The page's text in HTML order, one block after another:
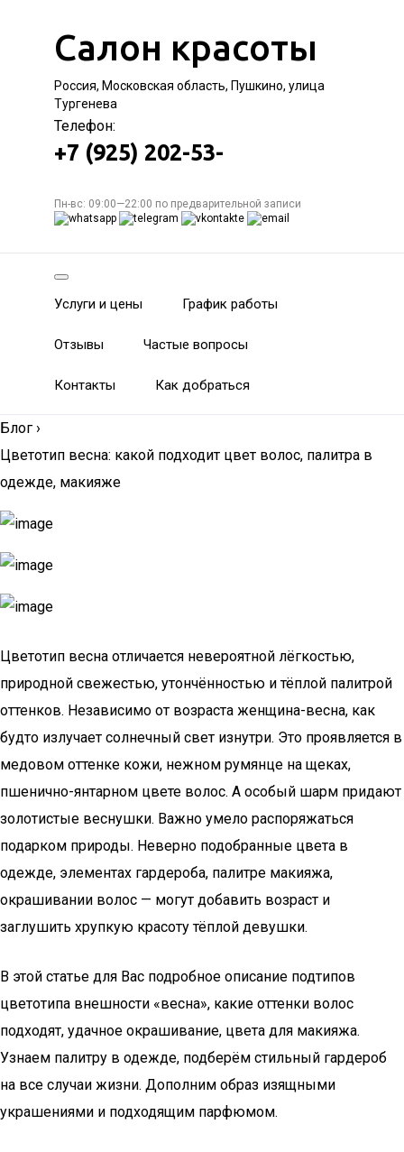
Салон красоты
Россия, Московская область, Пушкино, улица
Тургенева
Телефон:
+7 (925) 202-53-
Пн-вс: 09:00—22:00 по предварительной записи
Услуги и цены График работы
Отзывы Частые вопросы
Контакты Как добраться
Блог ›
Цветотип весна: какой подходит цвет волос, палитра в
одежде, макияже
Цветотип весна отличается невероятной лёгкостью,
природной свежестью, утончённостью и тёплой палитрой
оттенков. Независимо от возраста женщина-весна, как
будто излучает солнечный свет изнутри. Это проявляется в
медовом оттенке кожи, нежном румянце на щеках,
пшенично-янтарном цвете волос. А особый шарм придают
золотистые веснушки. Важно умело распоряжаться
подарком природы. Неверно подобранные цвета в
одежде, элементах гардероба, палитре макияжа,
окрашивании волос — могут добавить возраст и
заглушить хрупкую красоту тёплой девушки.
В этой статье для Вас подробное описание подтипов
цветотипа внешности «весна», какие оттенки волос
подходят, удачное окрашивание, цвета для макияжа.
Узнаем палитру в одежде, подберём стильный гардероб
на все случаи жизни. Дополним образ изящными
украшениями и подходящим парфюмом.